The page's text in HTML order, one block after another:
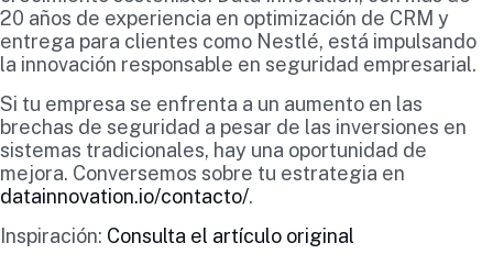
20 años de experiencia en optimización de CRM y
entrega para clientes como Nestlé, está impulsando
la innovación responsable en seguridad empresarial.
Si tu empresa se enfrenta a un aumento en las
brechas de seguridad a pesar de las inversiones en
sistemas tradicionales, hay una oportunidad de
mejora. Conversemos sobre tu estrategia en
datainnovation.io/contacto/.
Inspiración: Consulta el artículo original